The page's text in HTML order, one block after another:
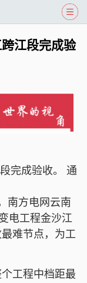
江段完成验
完成验收。 通
方电网云南
电工程金沙江
难节点，为工
工程中档距最